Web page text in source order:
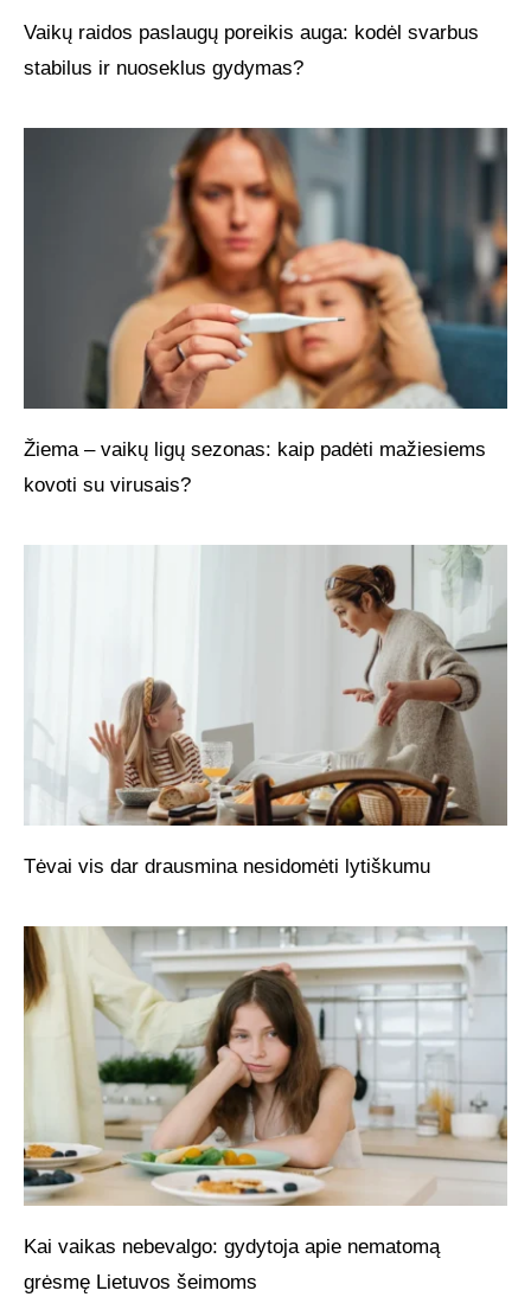
Vaikų raidos paslaugų poreikis auga: kodėl svarbus
stabilus ir nuoseklus gydymas?
Žiema – vaikų ligų sezonas: kaip padėti mažiesiems
kovoti su virusais?
Tėvai vis dar drausmina nesidomėti lytiškumu
Kai vaikas nebevalgo: gydytoja apie nematomą
grėsmę Lietuvos šeimoms